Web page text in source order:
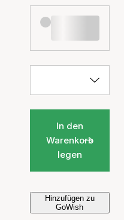
In den
Warenkorb
legen
Hinzufügen zu
GoWish